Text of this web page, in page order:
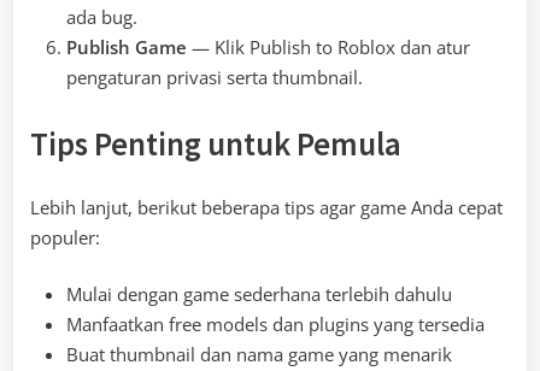
ada bug.
Publish Game — Klik Publish to Roblox dan atur
pengaturan privasi serta thumbnail.
Tips Penting untuk Pemula
Lebih lanjut, berikut beberapa tips agar game Anda cepat
populer:
Mulai dengan game sederhana terlebih dahulu
Manfaatkan free models dan plugins yang tersedia
Buat thumbnail dan nama game yang menarik